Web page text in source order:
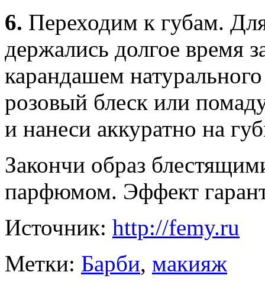
6. Переходим к губам.
держались долгое время
карандашем
розовый блеск или
и нанеси аккуратно на
Закончи образ
парфюмом. Эффект
Источник: http://femy.ru
Метки: Барби, макияж